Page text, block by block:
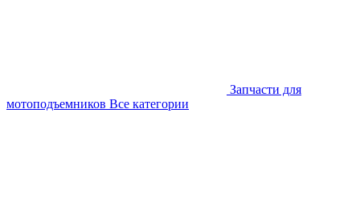
Запчасти для
мотоподъемников Все категории